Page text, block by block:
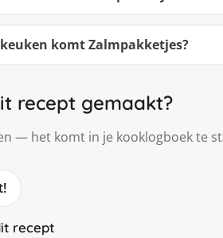
komt Zalmpakketjes?
recept gemaakt?
— het komt in je kooklogboek te
recept